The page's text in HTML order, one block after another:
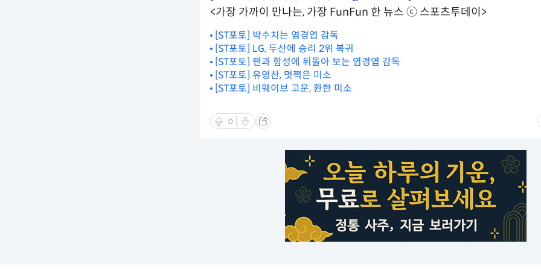
<가장 가까이 만나는, 가장 FunFun 한 뉴스 ⓒ 스포츠투데이>
[ST포토] 박수치는 염경엽 감독
[ST포토] LG, 두산에 승리 2위 복귀
[ST포토] 팬과 함성에 뒤돌아 보는 염경엽 감독
[ST포토] 유영찬, 멋쩍은 미소
[ST포토] 비웨이브 고운, 환한 미소
0